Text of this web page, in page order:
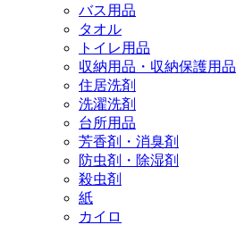
バス用品
タオル
トイレ用品
収納用品・収納保護用品
住居洗剤
洗濯洗剤
台所用品
芳香剤・消臭剤
防虫剤・除湿剤
殺虫剤
紙
カイロ